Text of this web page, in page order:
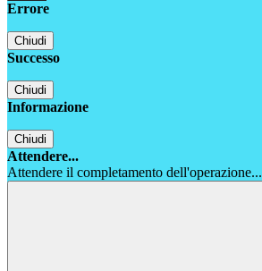
Errore
Chiudi
Successo
Chiudi
Informazione
Chiudi
Attendere...
Attendere il completamento dell'operazione...